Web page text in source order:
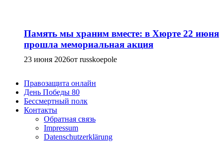
Память мы храним вместе: в Хюрте 22 июня
прошла мемориальная акция
23 июня 2026от russkoepole
Правозащита онлайн
День Победы 80
Бессмертный полк
Контакты
Обратная связь
Impressum
Datenschutzerklärung